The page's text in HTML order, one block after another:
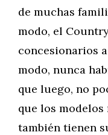
de muchas
modo, el
concesionarios
modo, nunca
que luego, no
que los modelos
también tienen